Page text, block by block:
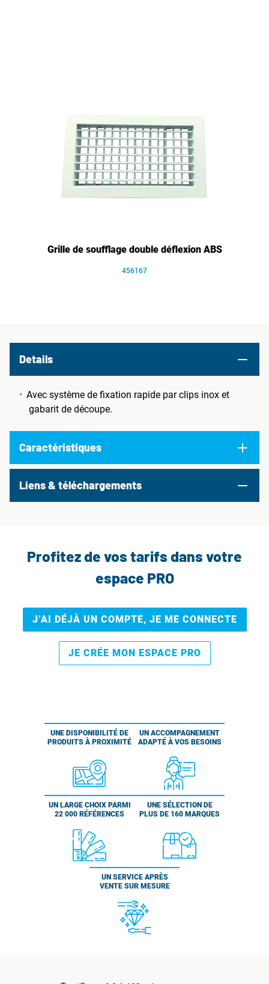
Grille de soufflage double déflexion ABS
456167
Details
Avec système de fixation rapide par clips inox et
gabarit de découpe.
Caractéristiques
Liens & téléchargements
Profitez de vos tarifs dans votre
espace PRO
J’AI DÉJÀ UN COMPTE, JE ME CONNECTE
JE CRÉE MON ESPACE PRO
UNE DISPONIBILITÉ DE
PRODUITS À PROXIMITÉ
UN ACCOMPAGNEMENT
ADAPTÉ À VOS BESOINS
UN LARGE CHOIX PARMI
22 000 RÉFÉRENCES
UNE SÉLECTION DE
PLUS DE 160 MARQUES
UN SERVICE APRÈS
VENTE SUR MESURE